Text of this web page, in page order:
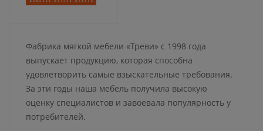
Фабрика мягкой мебели «Треви» с 1998 года
выпускает продукцию, которая способна
удовлетворить самые взыскательные требования.
За эти годы наша мебель получила высокую
оценку специалистов и завоевала популярность у
потребителей.